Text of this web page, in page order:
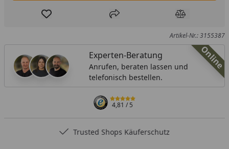
Produkt zur Wunschliste hinzufügen
Teilen Produkt
Artikel-Nr.: 3155387
Online
Experten-Beratung
Anrufen, beraten lassen und
telefonisch bestellen.
4,81/ 5
Trusted Shops Käuferschutz